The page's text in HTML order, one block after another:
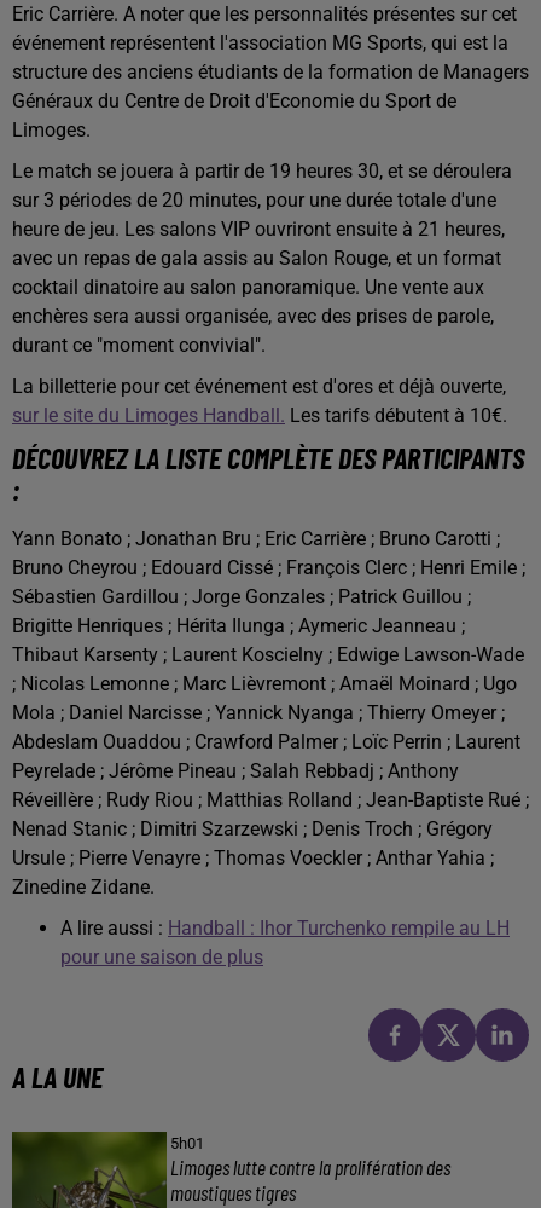
Eric Carrière. A noter que les personnalités présentes sur cet
événement représentent l'association MG Sports, qui est la
structure des anciens étudiants de la formation de Managers
Généraux du Centre de Droit d'Economie du Sport de
Limoges.
Le match se jouera à partir de 19 heures 30, et se déroulera
sur 3 périodes de 20 minutes, pour une durée totale d'une
heure de jeu. Les salons VIP ouvriront ensuite à 21 heures,
avec un repas de gala assis au Salon Rouge, et un format
cocktail dinatoire au salon panoramique. Une vente aux
enchères sera aussi organisée, avec des prises de parole,
durant ce "moment convivial".
La billetterie pour cet événement est d'ores et déjà ouverte,
sur le site du Limoges Handball. Les tarifs débutent à 10€.
DÉCOUVREZ LA LISTE COMPLÈTE DES PARTICIPANTS
:
Yann Bonato ; Jonathan Bru ; Eric Carrière ; Bruno Carotti ;
Bruno Cheyrou ; Edouard Cissé ; François Clerc ; Henri Emile ;
Sébastien Gardillou ; Jorge Gonzales ; Patrick Guillou ;
Brigitte Henriques ; Hérita Ilunga ; Aymeric Jeanneau ;
Thibaut Karsenty ; Laurent Koscielny ; Edwige Lawson-Wade
; Nicolas Lemonne ; Marc Lièvremont ; Amaël Moinard ; Ugo
Mola ; Daniel Narcisse ; Yannick Nyanga ; Thierry Omeyer ;
Abdeslam Ouaddou ; Crawford Palmer ; Loïc Perrin ; Laurent
Peyrelade ; Jérôme Pineau ; Salah Rebbadj ; Anthony
Réveillère ; Rudy Riou ; Matthias Rolland ; Jean-Baptiste Rué ;
Nenad Stanic ; Dimitri Szarzewski ; Denis Troch ; Grégory
Ursule ; Pierre Venayre ; Thomas Voeckler ; Anthar Yahia ;
Zinedine Zidane.
A lire aussi : Handball : Ihor Turchenko rempile au LH
pour une saison de plus
A LA UNE
5h01
Limoges lutte contre la prolifération des
moustiques tigres